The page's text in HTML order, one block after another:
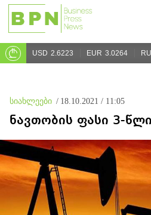
USD 2.6223 EUR 3.0264
სიახლეები / 18.10.2021 / 11:05
ნავთობის ფასი 3-